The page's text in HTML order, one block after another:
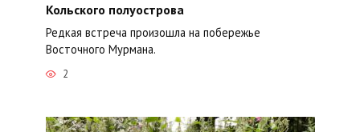
Кольского полуострова
Редкая встреча произошла на побережье
Восточного Мурмана.
2